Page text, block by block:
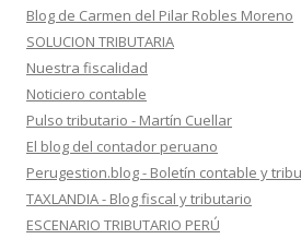
Blog de Carmen del Pilar Robles Moreno
SOLUCION TRIBUTARIA
Nuestra fiscalidad
Noticiero contable
Pulso tributario - Martín Cuellar
El blog del contador peruano
Perugestion.blog - Boletín contable y
TAXLANDIA - Blog fiscal y tributario
ESCENARIO TRIBUTARIO PERÚ